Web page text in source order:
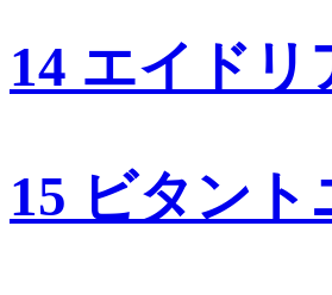
14 エイド
15 ビタン